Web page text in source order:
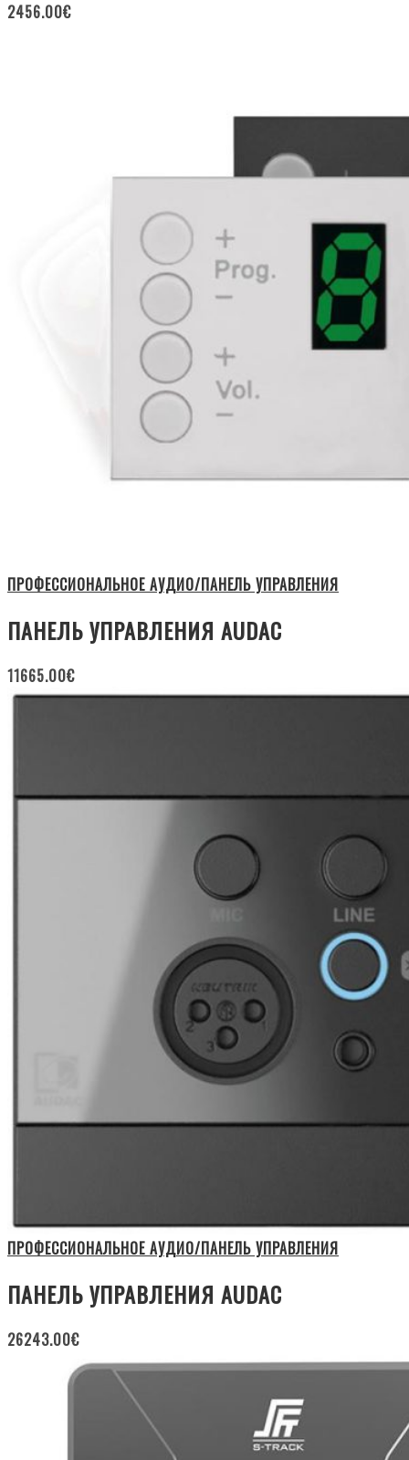
2456.00€
ПРОФЕССИОНАЛЬНОЕ АУДИО/ПАНЕЛЬ УПРАВЛЕНИЯ
ПАНЕЛЬ УПРАВЛЕНИЯ AUDAC
11665.00€
ПРОФЕССИОНАЛЬНОЕ АУДИО/ПАНЕЛЬ УПРАВЛЕНИЯ
ПАНЕЛЬ УПРАВЛЕНИЯ AUDAC
26243.00€